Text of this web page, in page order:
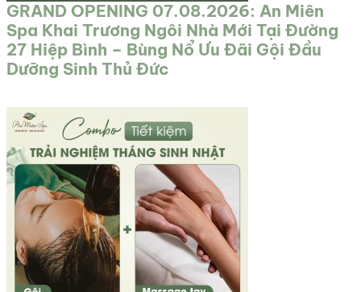
GRAND OPENING 07.08.2026: An Miên
Spa Khai Trương Ngôi Nhà Mới Tại Đường
27 Hiệp Bình – Bùng Nổ Ưu Đãi Gội Đầu
Dưỡng Sinh Thủ Đức